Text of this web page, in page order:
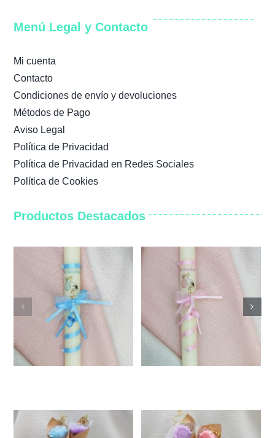
Menú Legal y Contacto
Mi cuenta
Contacto
Condiciones de envío y devoluciones
Métodos de Pago
Aviso Legal
Política de Privacidad
Política de Privacidad en Redes Sociales
Política de Cookies
Productos Destacados